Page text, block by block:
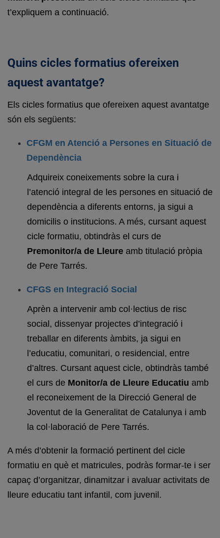
t’expliquem a continuació.
Quins cicles formatius ofereixen
aquest avantatge?
Els cicles formatius que ofereixen aquest avantatge
són els següents:
CFGM en Atenció a Persones en Situació de
Dependència
Adquireix coneixements sobre la cura i
l’atenció integral de les persones en situació de
dependència a diferents entorns, ja sigui a
domicilis o institucions. A més, cursant aquest
cicle formatiu, obtindràs el curs de
Premonitor/a de Lleure amb titulació pròpia
de Pere Tarrés.
CFGS en Integració Social
Aprèn a intervenir amb col·lectius de risc
social, dissenyar projectes d’integració i
treballar en diferents àmbits, ja sigui en
l’educatiu, comunitari, o residencial, entre
d’altres. Cursant aquest cicle, obtindràs també
el curs de Monitor/a de Lleure Educatiu amb
el reconeixement de la Direcció General de
Joventut de la Generalitat de Catalunya i amb
la col·laboració de Pere Tarrés.
A més d’obtenir la formació pertinent del cicle
formatiu en què et matricules, podràs formar-te i ser
capaç d’organitzar, dinamitzar i avaluar activitats de
lleure educatiu tant infantil, com juvenil.